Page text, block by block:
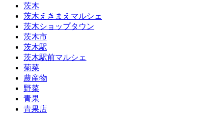
茨木
茨木えきまえマルシェ
茨木ショップタウン
茨木市
茨木駅
茨木駅前マルシェ
菊菜
農産物
野菜
青果
青果店